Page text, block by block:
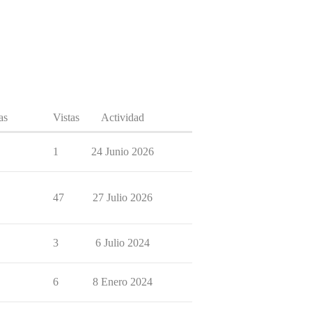
Vistas Actividad
1 24 Junio 2026
47 27 Julio 2026
3 6 Julio 2024
6 8 Enero 2024